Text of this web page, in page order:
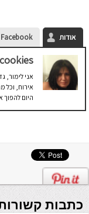
אודות Facebook
אני לימור,
אירוח, וכל
היום להפוך
כתבות